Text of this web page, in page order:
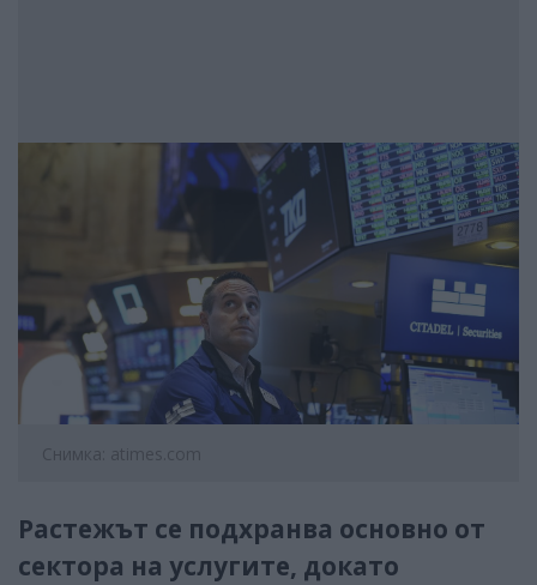
Снимка: atimes.com
Растежът се подхранва основно от
сектора на услугите, докато